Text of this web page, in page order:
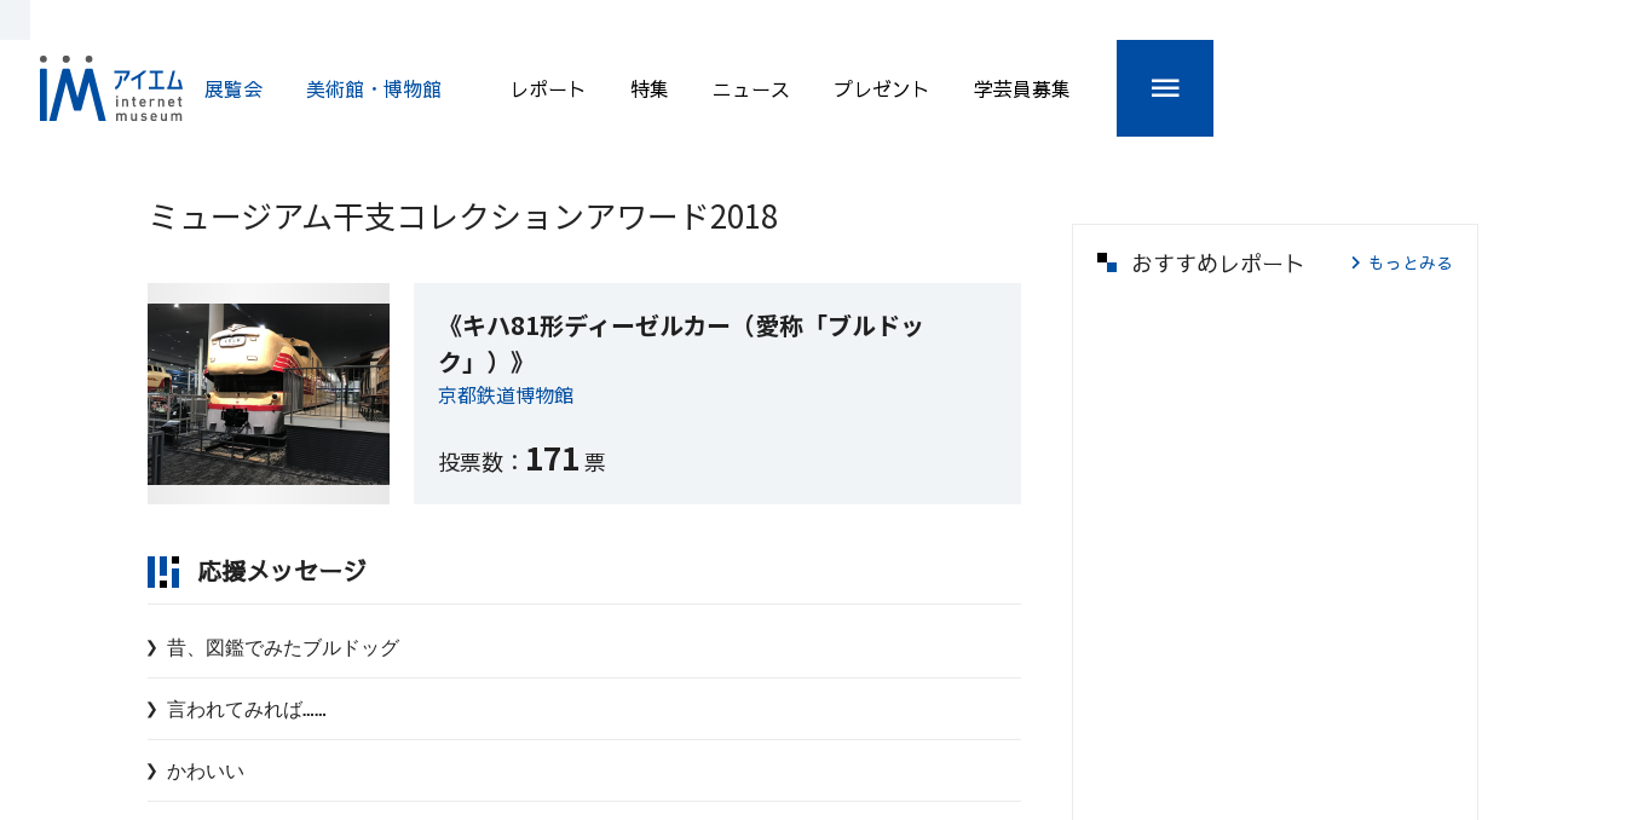
展覧会 美術館・博物館 レポート 特集 ニュース プレゼント 学芸員募集
ミュージアム干支コレクションアワード2018
《キハ81形ディーゼルカー（愛称「ブルドッ
ク」）》
京都鉄道博物館
投票数： 171票
応援メッセージ
昔、図鑑でみたブルドッグ
言われてみれば……
かわいい
おすすめレポート もっとみる